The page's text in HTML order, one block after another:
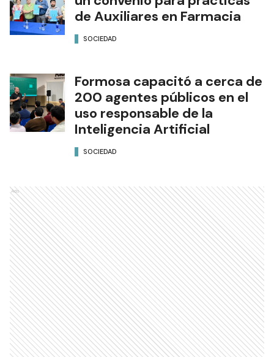
de Auxiliares en Farmacia
SOCIEDAD
Formosa capacitó a cerca de
200 agentes públicos en el
uso responsable de la
Inteligencia Artificial
SOCIEDAD
Ads